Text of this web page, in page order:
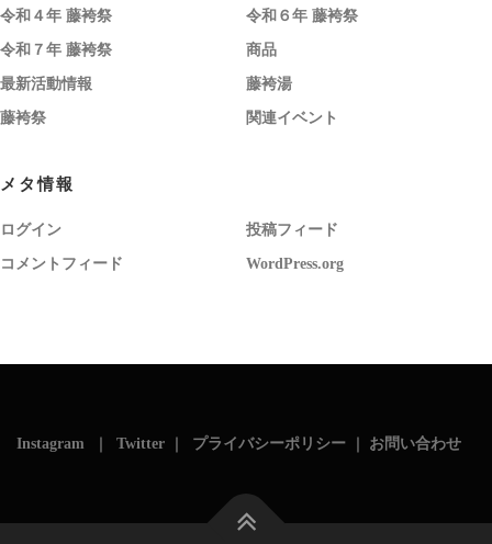
令和４年 藤袴祭 令和６年 藤袴祭
令和７年 藤袴祭 商品
最新活動情報 藤袴湯
藤袴祭 関連イベント
メタ情報
ログイン 投稿フィード
コメントフィード WordPress.org
Instagram Twitter プライバシーポリシー お問い合わせ